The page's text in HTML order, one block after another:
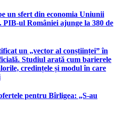
un sfert din economia Uniunii
ul României ajunge la 380 de
un „vector al conștiinței” în
Studiul arată cum barierele
credințele și modul în care
pentru Bîrligea: „S-au